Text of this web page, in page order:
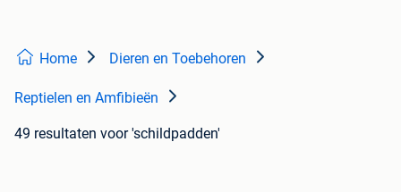
Home Dieren en Toebehoren
Reptielen en Amfibieën
49 resultaten voor 'schildpadden'